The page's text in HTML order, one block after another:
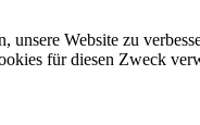
unsere Website zu
für diesen Zweck